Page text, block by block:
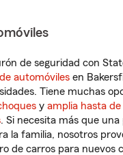
de seguridad con
automóviles en
Tiene muchas
y amplia hasta
. Si necesita más que una
la familia, nosotros
de carros para nuevos